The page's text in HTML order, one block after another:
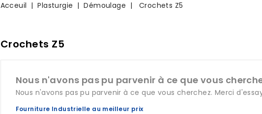
Acceuil Plasturgie Démoulage Crochets Z5
Crochets Z5
Nous n'avons pas pu parvenir à ce que vous
Nous n'avons pas pu parvenir à ce que vous cherchez. Merci
Fourniture Industrielle au meilleur prix